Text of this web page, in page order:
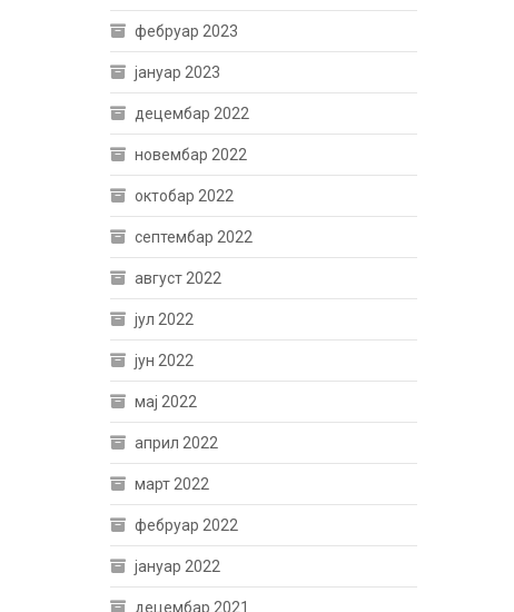
фебруар 2023
јануар 2023
децембар 2022
новембар 2022
октобар 2022
септембар 2022
август 2022
јул 2022
јун 2022
мај 2022
април 2022
март 2022
фебруар 2022
јануар 2022
децембар 2021